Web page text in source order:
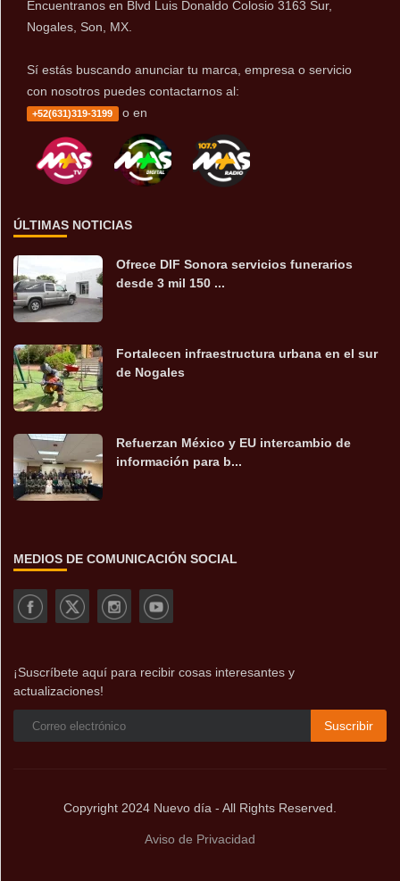
Encuentranos en Blvd Luis Donaldo Colosio 3163 Sur,
Nogales, Son, MX.
Sí estás buscando anunciar tu marca, empresa o servicio
con nosotros puedes contactarnos al:
+52(631)319-3199 o en
ÚLTIMAS NOTICIAS
Ofrece DIF Sonora servicios funerarios
desde 3 mil 150 ...
Fortalecen infraestructura urbana en el sur
de Nogales
Refuerzan México y EU intercambio de
información para b...
MEDIOS DE COMUNICACIÓN SOCIAL
¡Suscríbete aquí para recibir cosas interesantes y
actualizaciones!
Suscribir
Copyright 2024 Nuevo día - All Rights Reserved.
Aviso de Privacidad